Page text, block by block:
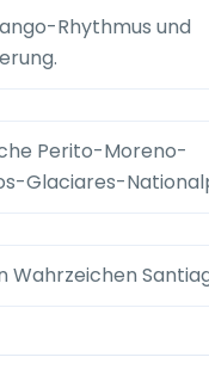
Rhythmus und
Perito-Moreno-
Glaciares-
Wahrzeichen